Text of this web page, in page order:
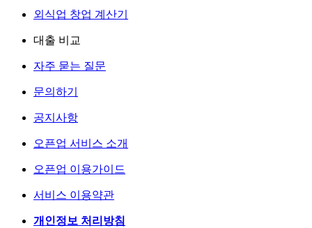
외식업 창업 계산기
대출 비교
자주 묻는 질문
문의하기
공지사항
오픈업 서비스 소개
오픈업 이용가이드
서비스 이용약관
개인정보 처리방침